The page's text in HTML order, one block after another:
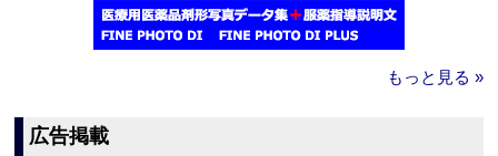
もっと見る »
広告掲載